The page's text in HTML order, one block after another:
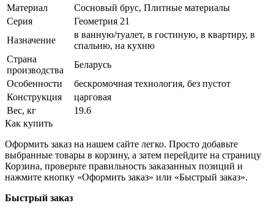
Материал
Сосновый брус, Плитные материалы
Серия
Геометрия 21
Назначение
в ванную/туалет, в гостиную, в квартиру, в
спальню, на кухню
Страна
производства
Беларусь
Особенности
бескромочная технология, без пустот
Конструкция
царговая
Вес, кг
19.6
Как купить
Оформить заказ на нашем сайте легко. Просто добавьте
выбранные товары в корзину, а затем перейдите на страницу
Корзина, проверьте правильность заказанных позиций и
нажмите кнопку «Оформить заказ» или «Быстрый заказ».
Быстрый заказ